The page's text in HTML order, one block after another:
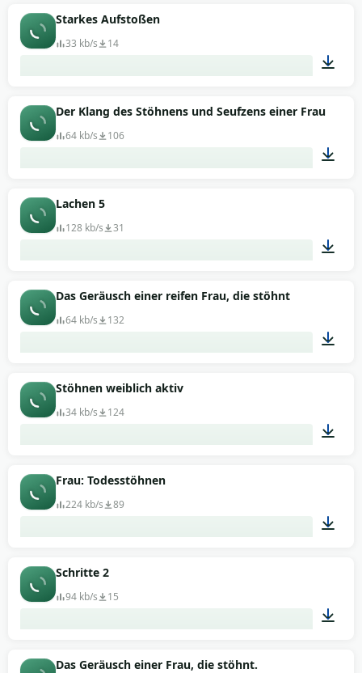
Starkes Aufstoßen
33 kb/s 14
00:03
Der Klang des Stöhnens und Seufzens einer Frau bei
64 kb/s 106
Lachen 5
128 kb/s 31
Das Geräusch einer reifen Frau, die stöhnt
64 kb/s 132
Stöhnen weiblich aktiv
34 kb/s 124
Frau: Todesstöhnen
224 kb/s 89
Schritte 2
94 kb/s 15
Das Geräusch einer Frau, die stöhnt.